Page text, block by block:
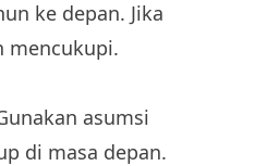
ke depan. Jika
mencukupi.
asumsi
di masa depan.